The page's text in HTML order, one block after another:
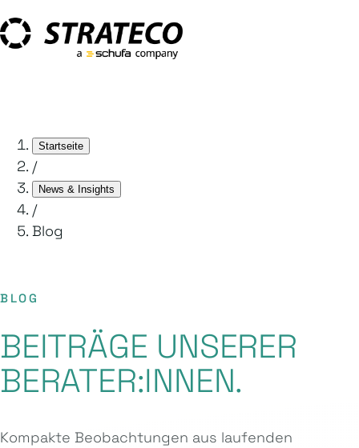
Startseite
/
News & Insights
/
Blog
BLOG
BEITRÄGE UNSERER
BERATER:INNEN.
Kompakte Beobachtungen aus laufenden